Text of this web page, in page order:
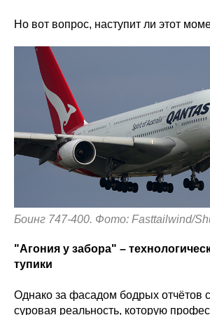
Но вот вопрос, наступит ли этот
Боинг 747-400. Фото: Fasttailwind/
"Агония у забора" –
тупики
Однако за фасадом бодрых отчётов
суровая реальность, которую